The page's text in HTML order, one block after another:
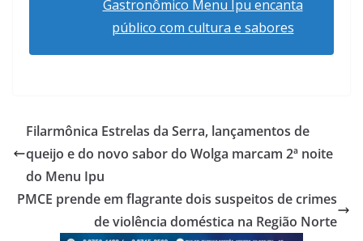
Gastronômico Menu Ipu encanta
público com cultura e sabores
Filarmônica Estrelas da Serra, lançamentos de
queijo e do novo sabor do Wolga marcam 2ª noite
do Menu Ipu
PMCE prende em flagrante dois suspeitos de crimes
de violência doméstica na Região Norte